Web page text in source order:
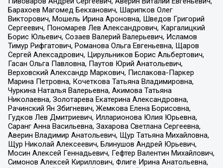
Барахоев Магомед Бекханович, Шарипков Олег
Викторович, Мошель Ирина Ароновна, Шведов Григорий
Сергеевич, Пономарев Лев Александрович, Каргалицкий
Борис Юльевич, Созаев Валерий Валерьевич, Исламов
Тимур Рифгатович, Романова Ольга Евгеньевна, Щаров
Сергей Алексадрович, Цирульников Борис Альбертович,
Гасан Ольга Павловна, Паутов Юрий Анатольевич,
Верховский Александр Маркович, Пислакова-Паркер
Марина Петровна, Кочеткова Татьяна Владимировна,
Чуркина Наталья Валерьевна, Акимова Татьяна
Николаевна, Золотарева Екатерина Александровна,
Рачинский Ян Збигневич, Жемкова Елена Борисовна,
Гудков Лев Дмитриевич, Илларионова Юлия Юрьевна,
Саранг Анна Васильевна, Захарова Светлана Сергеевна,
Аверин Владимир Анатольевич, Щур Татьяна Михайловна,
Щур Николай Алексеевич, Блинушов Андрей Юрьевич,
Мосин Алексей Геннадьевич, Гефтер Валентин Михайлович,
Симонов Алексей Кириллович, Флиге Ирина Анатольевна,